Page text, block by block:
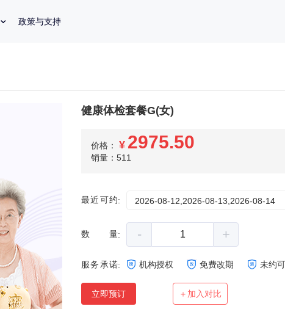
政策与支持
健康体检套餐G(女)
价格： ¥ 2975.50
销量：511
最近可约: 2026-08-12,2026-08-13,2026-08-14
数量: - +
服务承诺: 机构授权 免费改期 未约
立即预订 ＋加入对比